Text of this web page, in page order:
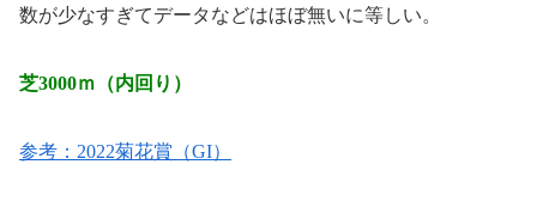
数が少なすぎてデータなどはほぼ無いに等しい。
芝3000ｍ（内回り）
参考：2022菊花賞（GI）